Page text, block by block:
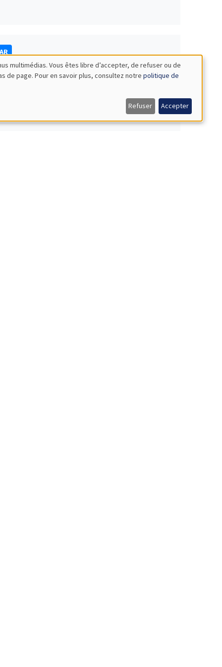
multimédias. Vous êtes libre d’accepter, de refuser ou de
de page. Pour en savoir plus, consultez notre politique de
Refuser Accepter